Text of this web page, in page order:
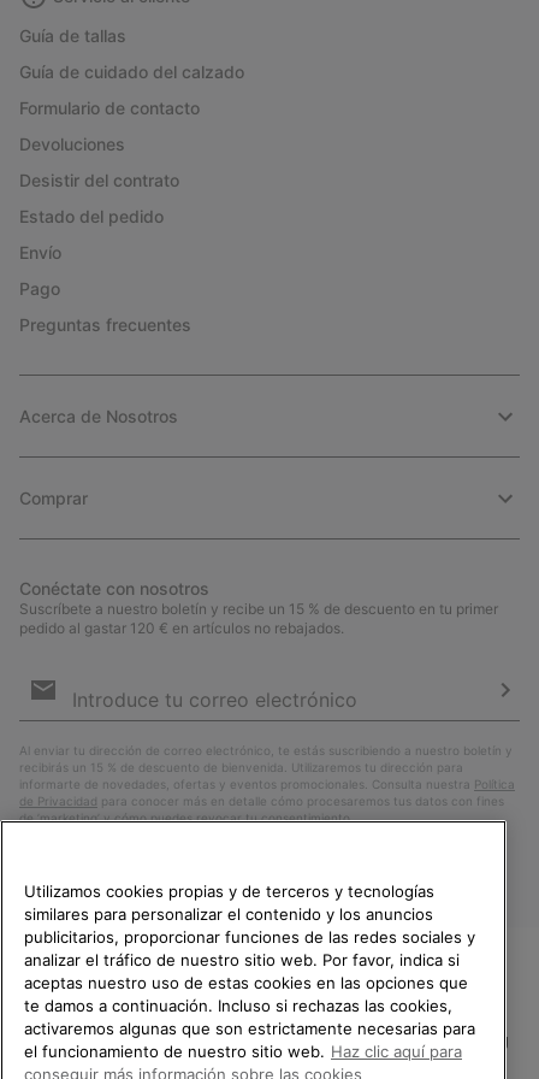
Guía de tallas
Guía de cuidado del calzado
Formulario de contacto
Devoluciones
Desistir del contrato
Estado del pedido
Envío
Pago
Preguntas frecuentes
Acerca de Nosotros
Comprar
Conéctate con nosotros
Suscríbete a nuestro boletín y recibe un 15 % de descuento en tu primer
pedido al gastar 120 € en artículos no rebajados.
de
Al enviar tu dirección de correo electrónico, te estás suscribiendo a nuestro boletín y
recibirás un 15 % de descuento de bienvenida. Utilizaremos tu dirección para
informarte de novedades, ofertas y eventos promocionales. Consulta nuestra Política
de Privacidad para conocer más en detalle cómo procesaremos tus datos con fines
de ’marketing’ y cómo puedes revocar tu consentimiento.
España
TE DAMOS LA BIENVENIDA A
SOREL.
POR FAVOR, SELECCIONA TU
PAÍS.
Utilizamos cookies propias y de terceros y tecnologías
similares para personalizar el contenido y los anuncios
publicitarios, proporcionar funciones de las redes sociales y
analizar el tráfico de nuestro sitio web. Por favor, indica si
aceptas nuestro uso de estas cookies en las opciones que
te damos a continuación. Incluso si rechazas las cookies,
activaremos algunas que son estrictamente necesarias para
el funcionamiento de nuestro sitio web. Haz clic aquí para
conseguir más información sobre las cookies